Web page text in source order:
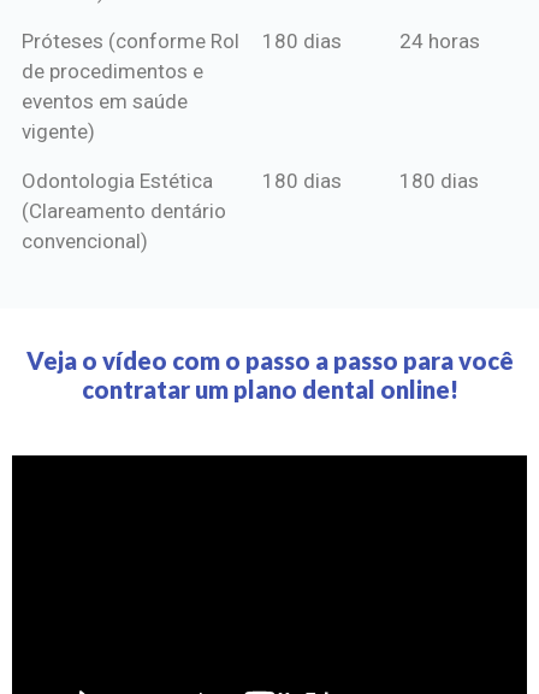
Próteses (conforme Rol
de procedimentos e
eventos em saúde
vigente)
180 dias 24 horas
Odontologia Estética
(Clareamento dentário
convencional)
180 dias 180 dias
Veja o vídeo com o passo a passo para você
contratar um plano dental online!